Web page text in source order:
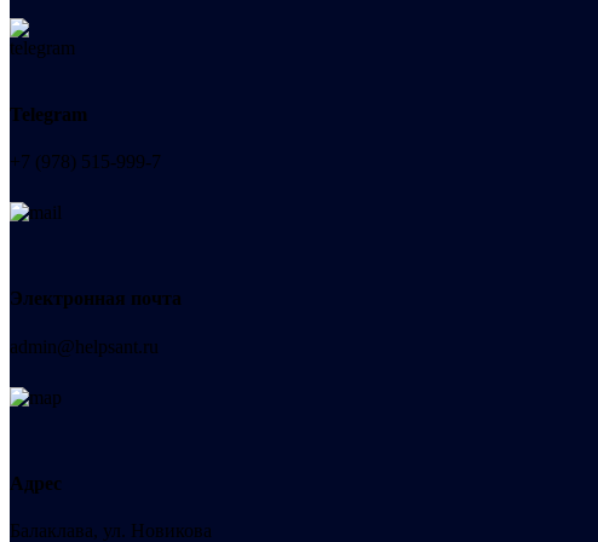
Telegram
+7 (978) 515-999-7
Электронная почта
admin@helpsant.ru
Адрес
Балаклава, ул. Новикова